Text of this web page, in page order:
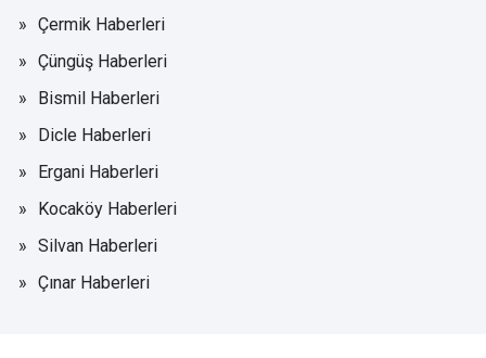
Çermik Haberleri
Çüngüş Haberleri
Bismil Haberleri
Dicle Haberleri
Ergani Haberleri
Kocaköy Haberleri
Silvan Haberleri
Çınar Haberleri